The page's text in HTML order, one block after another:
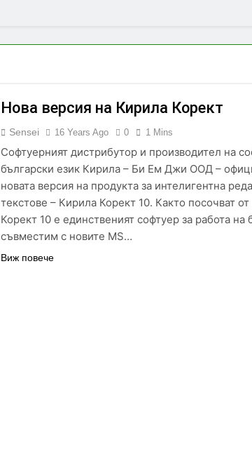
Нова версия на Кирила Корект
Sensei 16 Years Ago 0 1 Mins
Софтуерният дистрибутор и производител на
български език Кирила – Би Ем Джи ООД –
новата версия на продукта за интелигентна
текстове – Кирила Корект 10. Както посочват
Корект 10 е единственият софтуер за работа на
съвместим с новите MS…
Виж повече